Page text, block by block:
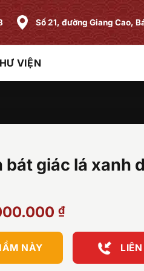
Số 21, đường Giang Cao,
VIỆN
bát giác lá xanh
₫.
₫Giá
tại
NÀY